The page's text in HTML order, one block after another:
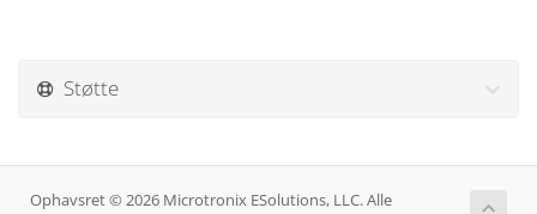
Støtte
Ophavsret © 2026 Microtronix ESolutions, LLC. Alle